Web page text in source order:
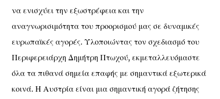
να ενισχύει την εξωστρέφεια και την
αναγνωρισιμότητα του προορισμού μας σε δυναμικές
ευρωπαϊκές αγορές. Υλοποιώντας τον σχεδιασμό του
Περιφερειάρχη Δημήτρη Πτωχού, εκμεταλλευόμαστε
όλα τα πιθανά σημεία επαφής με σημαντικά εξωτερικά
κοινά. Η Αυστρία είναι μια σημαντική αγορά ζήτησης